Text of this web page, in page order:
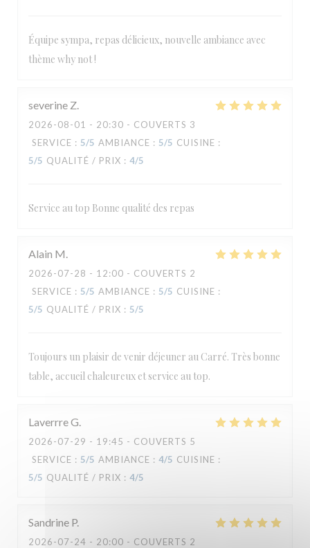
Équipe sympa, repas délicieux, nouvelle ambiance avec
thème why not !
severine Z
2026-08-01 - 20:30 - COUVERTS 3
SERVICE : 5/5 AMBIANCE : 5/5 CUISINE :
5/5 QUALITÉ / PRIX : 4/5
Service au top Bonne qualité des repas
Alain M
2026-07-28 - 12:00 - COUVERTS 2
SERVICE : 5/5 AMBIANCE : 5/5 CUISINE :
5/5 QUALITÉ / PRIX : 5/5
Toujours un plaisir de venir déjeuner au Carré. Très bonne
table, accueil chaleureux et service au top.
LaverrreG
2026-07-29 - 19:45 - COUVERTS 5
SERVICE : 5/5 AMBIANCE : 4/5 CUISINE :
5/5 QUALITÉ / PRIX : 4/5
Sandrine P
2026-07-24 - 20:00 - COUVERTS 2